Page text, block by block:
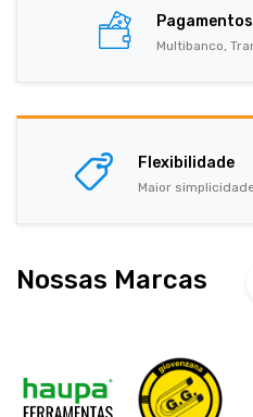
Pagamentos
Multibanco,
Flexibilidade
Maior
Nossas Marcas